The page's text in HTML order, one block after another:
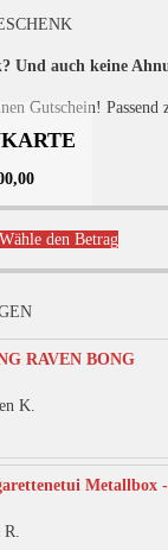
Und auch keine
Gutschein! Passend
Wähle den BetragDieses
können
RAVEN BONG
mitK.
Metallbox
R.